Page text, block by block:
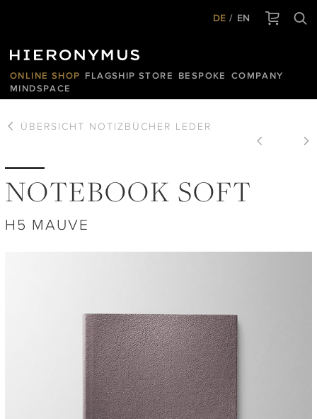
DE EN
ONLINE SHOP FLAGSHIP STORE BESPOKE
COMPANY
MINDSPACE
ÜBERSICHT NOTIZBÜCHER LEDER
NOTEBOOK SOFT
H5 MAUVE